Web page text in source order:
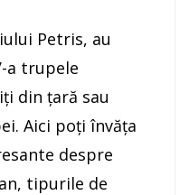
Petris, au
a trupele
din ţară sau
Aici poţi învăţa
despre
tipurile de